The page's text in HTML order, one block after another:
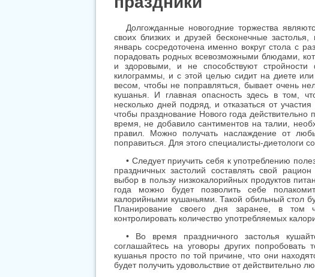
Долгожданные новогодние торжества
своих близких и друзей бесконечные
январь сосредоточена именно вокруг стола с
порадовать родных всевозможными блюдами,
и здоровыми, и не способствуют
килограммы, и с этой целью сидит на диете
весом, чтобы не поправляться, бывает очень
кушанья. И главная опасность здесь в том,
несколько дней подряд, и отказаться от
чтобы празднование Нового года
время, не добавило сантиментов на талии,
правил. Можно получать наслаждение от
поправиться. Для этого специалисты-диетологи
• Следует приучить себя к употреблению
праздничных застолий составлять свой
выбор в пользу низкокалорийных продуктов
года можно будет позволить себе
калорийными кушаньями. Такой обильный стол
Планирование своего дня заранее, в том
контролировать количество употребляемых
• Во время праздничного застолья
соглашайтесь на уговоры других
кушанья просто по той причине, что они
будет получить удовольствие от действительно